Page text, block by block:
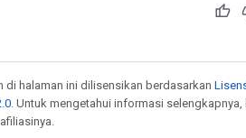
di halaman ini dilisensikan berdasarkan
. Untuk mengetahui informasi selengkapnya,